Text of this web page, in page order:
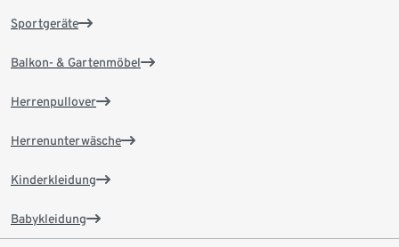
Sportgeräte
Balkon- & Gartenmöbel
Herrenpullover
Herrenunterwäsche
Kinderkleidung
Babykleidung